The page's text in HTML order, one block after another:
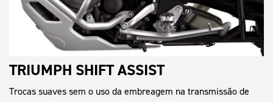
TRIUMPH SHIFT ASSIST
Trocas suaves sem o uso da embreagem na transmissão de